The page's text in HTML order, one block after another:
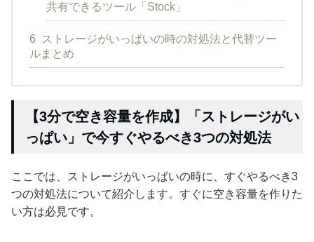
共有できるツール「Stock」
6
ストレージがいっぱいの時の対処法と代替ツー
ルまとめ
【3分で空き容量を作成】「ストレージがい
っぱい」で今すぐやるべき3つの対処法
ここでは、ストレージがいっぱいの時に、すぐやるべき3
つの対処法について紹介します。すぐに空き容量を作りた
い方は必見です。